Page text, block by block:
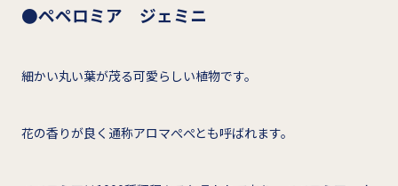
●ペペロミア ジェミニ
細かい丸い葉が茂る可愛らしい植物です。
花の香りが良く通称アロマぺぺとも呼ばれます。